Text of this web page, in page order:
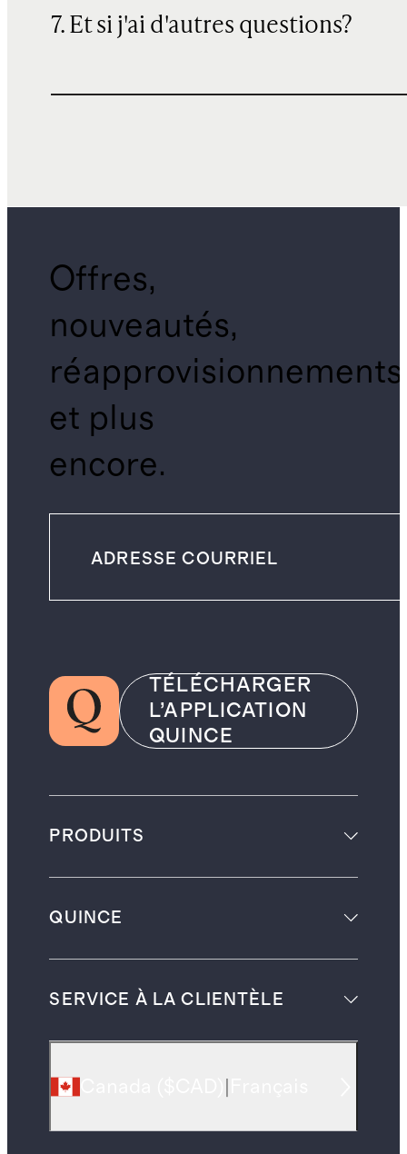
7. Et si j'ai d'autres questions?
Offres,
nouveautés,
réapprovisionnements
et plus
encore.
TÉLÉCHARGER
L’APPLICATION
QUINCE
PRODUITS
QUINCE
SERVICE À LA CLIENTÈLE